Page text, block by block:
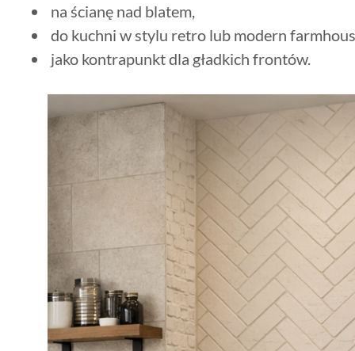
na ścianę nad blatem,
do kuchni w stylu retro lub modern
jako kontrapunkt dla gładkich frontów.